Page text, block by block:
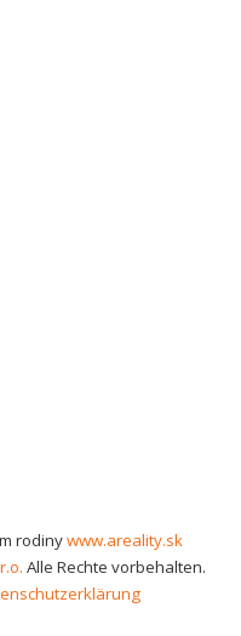
rodinywww.areality.sk
Alle Rechte vorbehalten.